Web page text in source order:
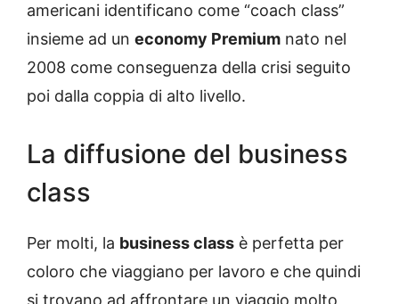
americani identificano come “coach class”
insieme ad un economy Premium nato nel
2008 come conseguenza della crisi seguito
poi dalla coppia di alto livello.
La diffusione del business
class
Per molti, la business class è perfetta per
coloro che viaggiano per lavoro e che quindi